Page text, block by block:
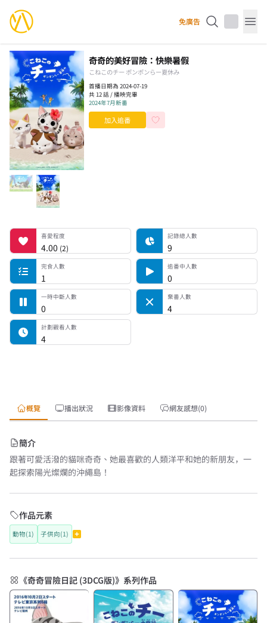
YourAnimes 你的動畫 免廣告
奇奇的美好冒險：快樂暑假
こねこのチー ポンポンらー夏休み
首播日期為 2024-07-19
共 12 話 / 播映完畢
2024年7月新番
加入追番
喜愛程度喜愛程度
4.00 (2)
記錄總人數 記錄總人數
9
完食人數
完食人數
1
追番中人數
追番中人數
0
一時中斷人數
一時中斷人數
0
棄番人數
棄番人數
4
計劃觀看人數
計劃觀看人數
4
概覽 播出狀況 影像資料 網友感想(0)
簡介
跟著可愛活潑的貓咪奇奇、她最喜歡的人類洋平和她的新朋友，一
起探索陽光燦爛的沖繩島！
作品元素
動物(1) 子供向(1)
《奇奇冒險日記 (3DCG版)》系列作品